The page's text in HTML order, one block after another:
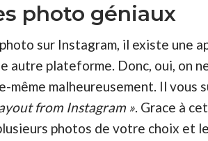
photo géniaux
sur Instagram, il existe une
autre plateforme. Donc, oui, on
même malheureusement. Il vous
from Instagram ». Grace à
photos de votre choix et